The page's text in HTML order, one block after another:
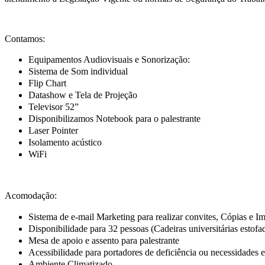
Contamos:
Equipamentos Audiovisuais e Sonorização:
Sistema de Som individual
Flip Chart
Datashow e Tela de Projeção
Televisor 52”
Disponibilizamos Notebook para o palestrante
Laser Pointer
Isolamento acústico
WiFi
Acomodação:
Sistema de e-mail Marketing para realizar convites, Cópias e
Disponibilidade para 32 pessoas (Cadeiras universitárias
Mesa de apoio e assento para palestrante
Acessibilidade para portadores de deficiência ou necessidades